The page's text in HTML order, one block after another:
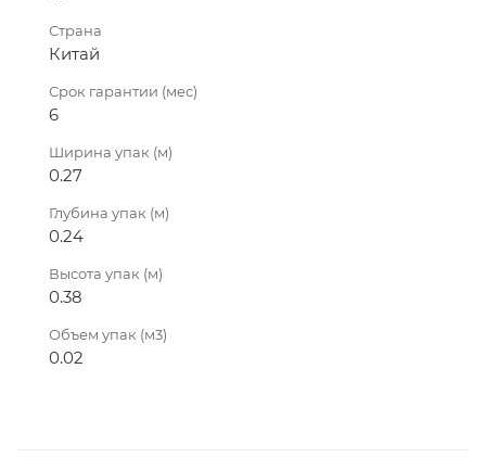
Страна
Китай
Срок гарантии (мес)
6
Ширина упак (м)
0.27
Глубина упак (м)
0.24
Высота упак (м)
0.38
Объем упак (м3)
0.02